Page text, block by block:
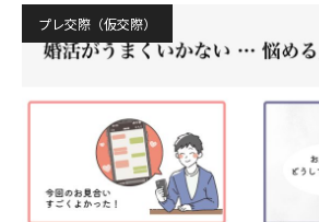
プレ交際（仮交際）